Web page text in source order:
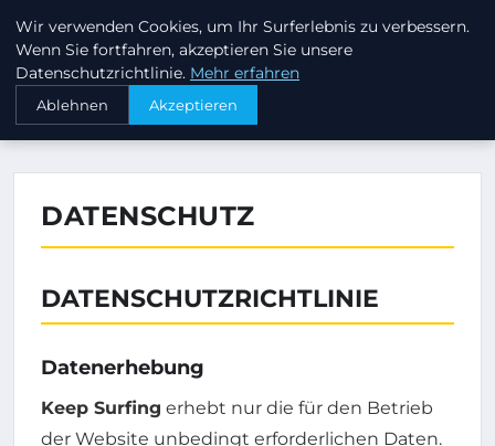
KEEP SURFING
STARTSEITE › DATENSCHUTZ
DATENSCHUTZ
DATENSCHUTZRICHTLINIE
Datenerhebung
Keep Surfing erhebt nur die für den Betrieb
der Website unbedingt erforderlichen Daten.
Wir verwenden Cookies, um Ihr Surferlebnis zu verbessern.
Wenn Sie fortfahren, akzeptieren Sie unsere
Datenschutzrichtlinie. Mehr erfahren
Ablehnen Akzeptieren